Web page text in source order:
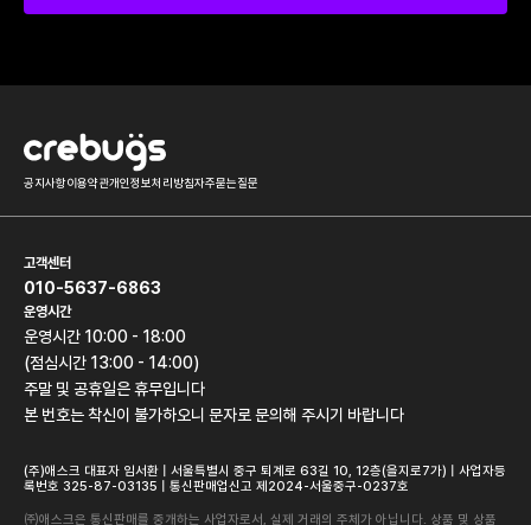
공지사항이용약관개인정보처리방침자주묻는질문
고객센터
010-5637-6863
운영시간
운영시간 10:00 - 18:00
(점심시간 13:00 - 14:00)
주말 및 공휴일은 휴무입니다
본 번호는 착신이 불가하오니 문자로 문의해 주시기 바랍니다
(주)애스크 대표자 임서환 | 서울특별시 중구 퇴계로 63길 10, 12층(을지로7가) | 사업자등
록번호 325-87-03135 | 통신판매업신고 제2024-서울중구-0237호
㈜애스크은 통신판매를 중개하는 사업자로서, 실제 거래의 주체가 아닙니다. 상품 및 상품